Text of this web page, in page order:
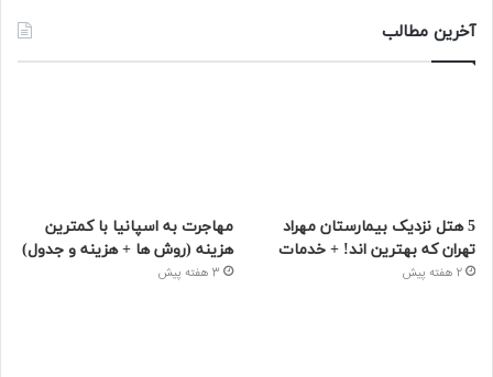
آخرین مطالب
5 هتل نزدیک بیمارستان مهراد
تهران که بهترین‌ اند! + خدمات
2 هفته پیش
مهاجرت به اسپانیا با کمترین
هزینه (روش ها + هزینه و جدول)
3 هفته پیش